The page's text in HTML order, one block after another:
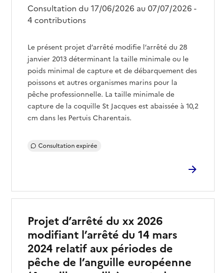
Consultation du 17/06/2026 au 07/07/2026 -
4 contributions
Le présent projet d’arrêté modifie l’arrêté du 28
janvier 2013 déterminant la taille minimale ou le
poids minimal de capture et de débarquement des
poissons et autres organismes marins pour la
pêche professionnelle. La taille minimale de
capture de la coquille St Jacques est abaissée à 10,2
cm dans les Pertuis Charentais.
Consultation expirée
Projet d’arrêté du xx 2026
modifiant l’arrêté du 14 mars
2024 relatif aux périodes de
pêche de l’anguille européenne